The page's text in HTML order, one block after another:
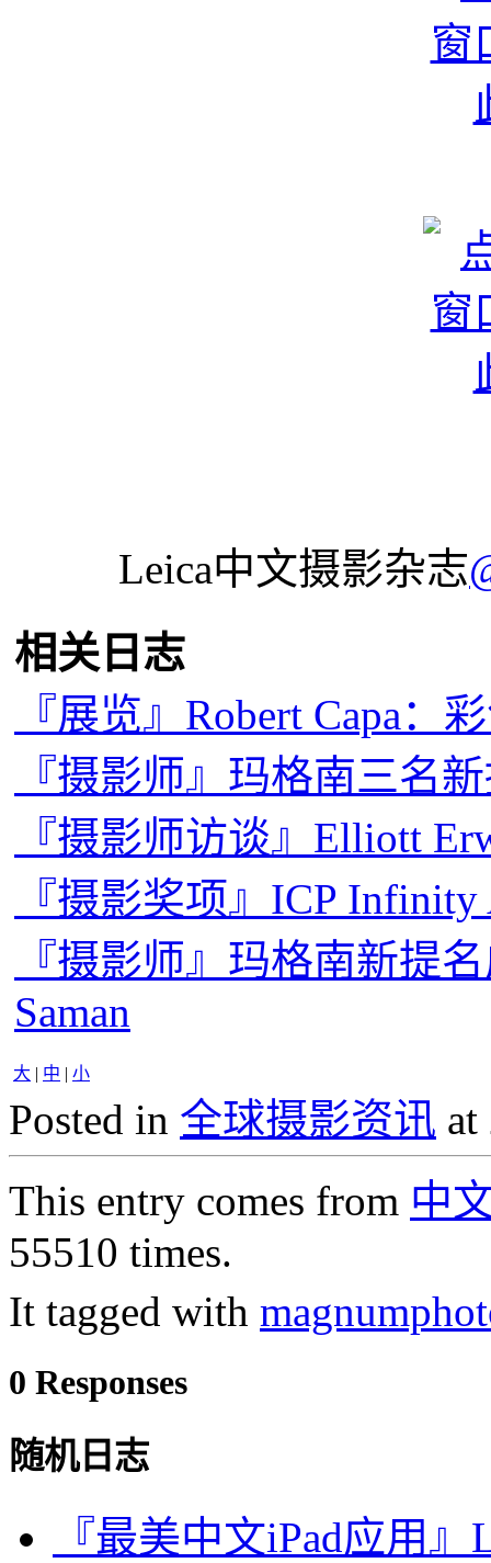
Leica中文摄影杂志
相关日志
『展览』Robert Capa：
『摄影师』玛格南三名
『摄影师访谈』Elliott
『摄影奖项』ICP
『摄影师』玛格南新提
Saman
大 | 中 | 小
Posted in 全球摄影资讯 at
This entry comes from 中
55510 times.
It tagged with
0 Responses
随机日志
『最美中文iPad应用